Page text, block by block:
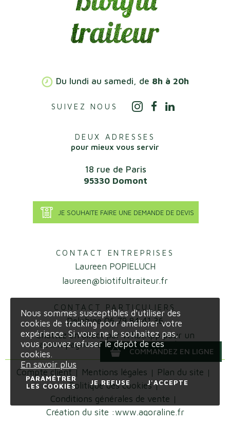
Nous sommes susceptibles d'utiliser des
cookies de tracking pour améliorer votre
expérience. Si vous ne le souhaitez pas,
vous pouvez refuser le dépôt de ces
cookies.
En savoir plus
PARAMÉTRER
LES COOKIES
JE REFUSE J'ACCEPTE
COMMANDEZ EN LIGNE
Du lundi au samedi, de 8h à 20h
SUIVEZ NOUS
DEUX ADRESSES
pour mieux vous servir
18 rue de Paris
95330 Domont
JE SOUHAITE FAIRE UNE DEMANDE DE DEVIS
CONTACT ENTREPRISES
Laureen POPIELUCH
laureen@biotifultraiteur.fr
CONTACT PARTICULIERS
Delphine 06 79 84 41 36
Chattez en direct par WhatApp pour un
accompagnement 100% personnalisé!
Compte client Mentions légales
Plan du site
Politique des cookies
Conditions générales de vente
Création du site :www.agoraline.fr